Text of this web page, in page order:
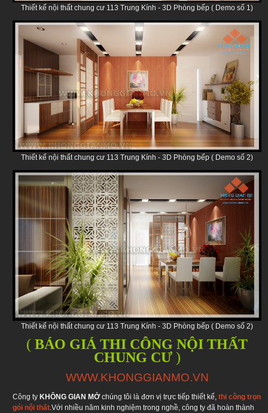
Thiết kế nội thất chung cư 113 Trung Kính - 3D Phòng bếp ( Demo số 1)
Thiết kế nội thất chung cư 113 Trung Kính - 3D Phòng bếp ( Demo số 2)
Thiết kế nội thất chung cư 113 Trung Kính - 3D Phòng bếp ( Demo số 2)
( BÁO GIÁ THI CÔNG NỘI THẤT
CHUNG CƯ)
WWW.KHONGGIANMO.VN
Công ty KHÔNG GIAN MỞchúng tôi là đơn vị trực tiếp thiết kế, thi công trọn
gói nội thất.Với nhiều năm kinh nghiệm trong nghề, công ty đã hoàn thành